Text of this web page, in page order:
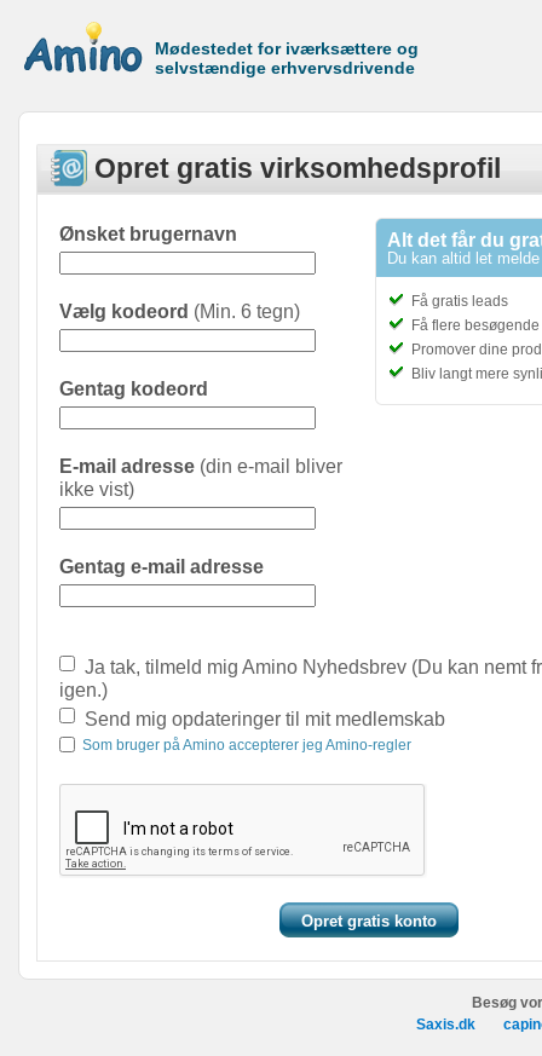
Mødestedet for iværksættere og
selvstændige erhvervsdrivende
Opret gratis virksomhedsprofil
Alt det får du
Du kan altid let
Få gratis leads
Få flere
Promover dine
Bliv langt mere
Ønsket brugernavn
Vælg kodeord (Min. 6 tegn)
Gentag kodeord
E-mail adresse (din e-mail bliver
ikke vist)
Gentag e-mail adresse
Ja tak, tilmeld mig Amino Nyhedsbrev (Du kan nemt
igen.)
Send mig opdateringer til mit medlemskab
Som bruger på Amino accepterer jeg Amino-regler
Besøg
Saxis.dk